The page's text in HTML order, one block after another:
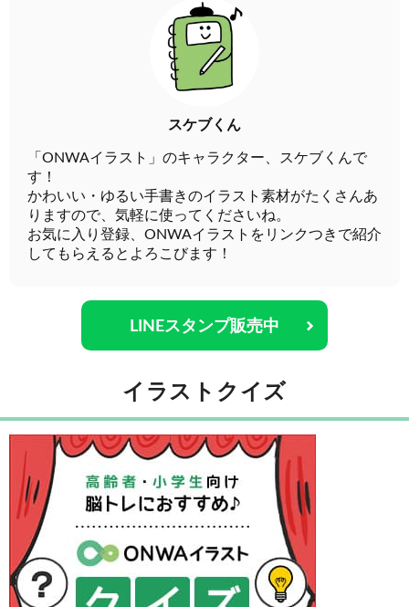
スケブくん
「ONWAイラスト」のキャラクター、スケブくんで
す！
かわいい・ゆるい手書きのイラスト素材がたくさんあ
りますので、気軽に使ってくださいね。
お気に入り登録、ONWAイラストをリンクつきで紹介
してもらえるとよろこびます！
LINEスタンプ販売中
イラストクイズ